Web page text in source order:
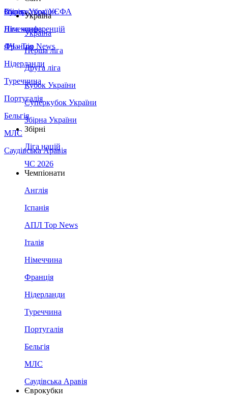
Збірна України
Італія
Німеччина
Франція
Нідерланди
Туреччина
Португалія
Бельгія
МЛС
Саудівська Аравія
Суперкубок УЄФА
Ліга конференцій
ЛЧ - Top News
Україна
Україна
Перша ліга
Друга ліга
Кубок України
Суперкубок України
Збірна України
Збірні
Ліга націй
ЧС 2026
Чемпіонати
Англія
Іспанія
АПЛ Top News
Італія
Німеччина
Франція
Нідерланди
Туреччина
Португалія
Бельгія
МЛС
Саудівська Аравія
Єврокубки